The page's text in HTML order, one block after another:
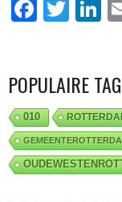
POPULAIRE
010